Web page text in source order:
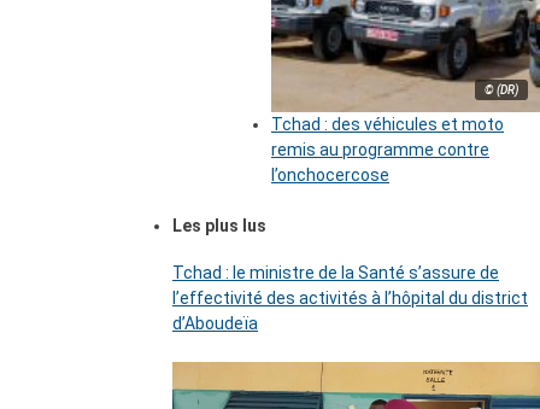
© (DR)
Tchad : des véhicules et moto
remis au programme contre
l’onchocercose
Les plus lus
Tchad : le ministre de la Santé s’assure de
l’effectivité des activités à l’hôpital du district
d’Aboudeïa